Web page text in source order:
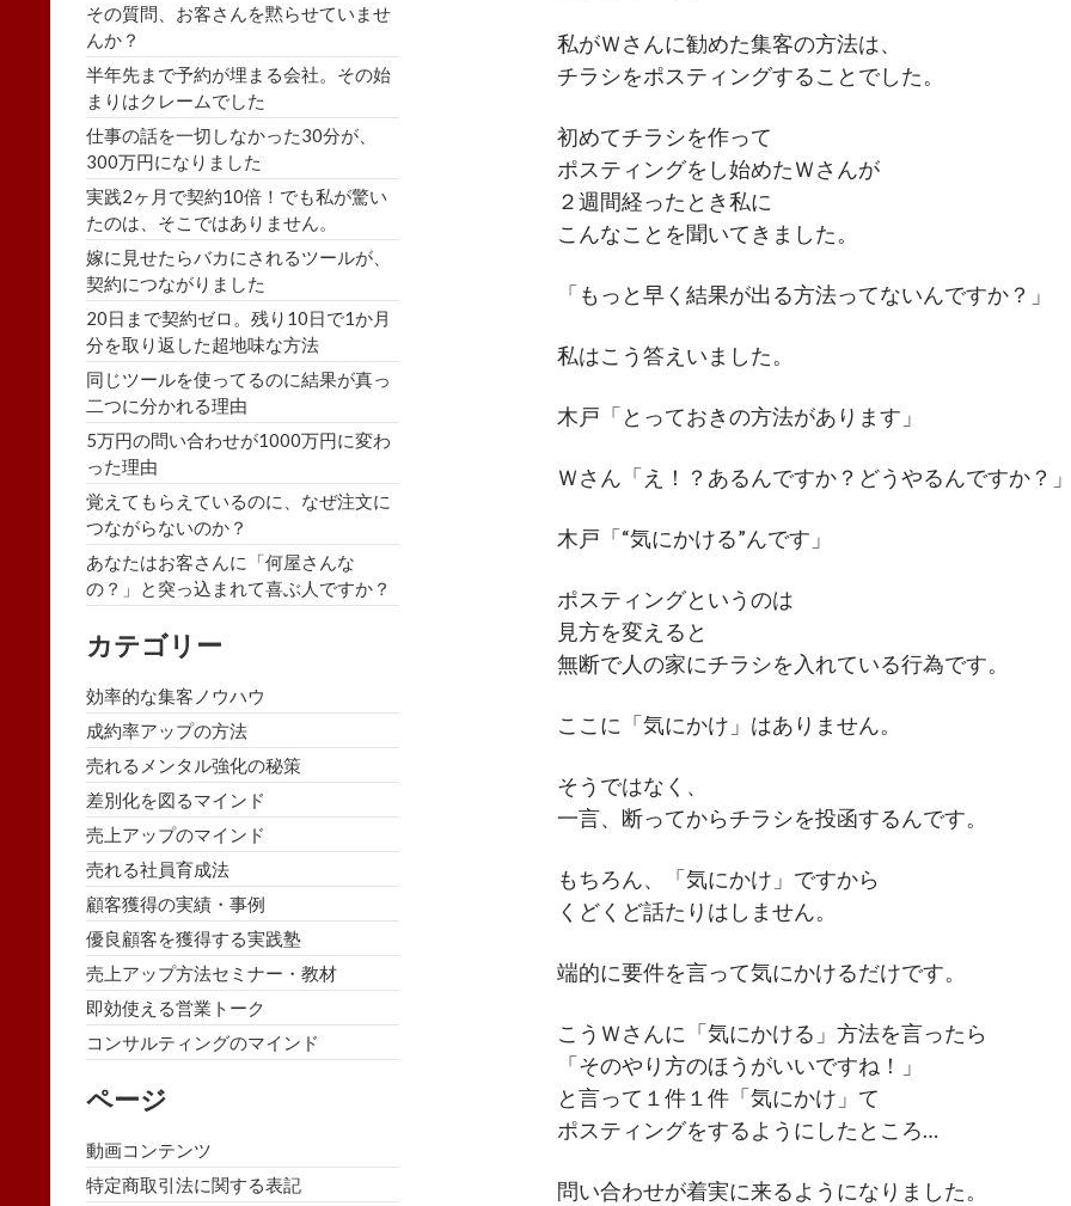
私がＷさんに勧めた集客の方法は、
チラシをポスティングすることでした。
初めてチラシを作って
ポスティングをし始めたＷさんが
２週間経ったとき私に
こんなことを聞いてきました。
「もっと早く結果が出る方法ってないんですか？」
私はこう答えいました。
木戸「とっておきの方法があります」
Ｗさん「え！？あるんですか？どうやるんですか？
木戸「“気にかける”んです」
ポスティングというのは
見方を変えると
無断で人の家にチラシを入れている行為です。
ここに「気にかけ」はありません。
そうではなく、
一言、断ってからチラシを投函するんです。
もちろん、「気にかけ」ですから
くどくど話たりはしません。
端的に要件を言って気にかけるだけです。
こうＷさんに「気にかける」方法を言ったら
「そのやり方のほうがいいですね！」
と言って１件１件「気にかけ」て
ポスティングをするようにしたところ…
問い合わせが着実に来るようになりました。
その質問、お客さんを黙らせていませ
んか？
半年先まで予約が埋まる会社。その始
まりはクレームでした
仕事の話を一切しなかった30分が、
300万円になりました
実践2ヶ月で契約10倍！でも私が驚い
たのは、そこではありません。
嫁に見せたらバカにされるツールが、
契約につながりました
20日まで契約ゼロ。残り10日で1か月
分を取り返した超地味な方法
同じツールを使ってるのに結果が真っ
二つに分かれる理由
5万円の問い合わせが1000万円に変わ
った理由
覚えてもらえているのに、なぜ注文に
つながらないのか？
あなたはお客さんに「何屋さんな
の？」と突っ込まれて喜ぶ人ですか？
カテゴリー
効率的な集客ノウハウ
成約率アップの方法
売れるメンタル強化の秘策
差別化を図るマインド
売上アップのマインド
売れる社員育成法
顧客獲得の実績・事例
優良顧客を獲得する実践塾
売上アップ方法セミナー・教材
即効使える営業トーク
コンサルティングのマインド
ページ
動画コンテンツ
特定商取引法に関する表記